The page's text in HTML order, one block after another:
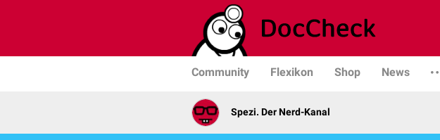
Community Flexikon Shop News
Spezi. Der Nerd-Kanal